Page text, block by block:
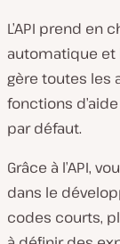
L’API prend en
automatique et
gère toutes les
fonctions
par défaut.
Grâce à l’API,
dans le
codes courts,